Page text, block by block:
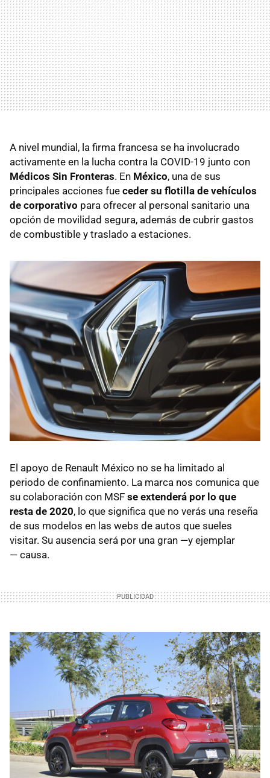
A nivel mundial, la firma francesa se ha involucrado
activamente en la lucha contra la COVID-19 junto con
Médicos Sin Fronteras. En México, una de sus
principales acciones fue ceder su flotilla de vehículos
de corporativo para ofrecer al personal sanitario una
opción de movilidad segura, además de cubrir gastos
de combustible y traslado a estaciones.
El apoyo de Renault México no se ha limitado al
periodo de confinamiento. La marca nos comunica que
su colaboración con MSF se extenderá por lo que
resta de 2020, lo que significa que no verás una reseña
de sus modelos en las webs de autos que sueles
visitar. Su ausencia será por una gran —y ejemplar
— causa.